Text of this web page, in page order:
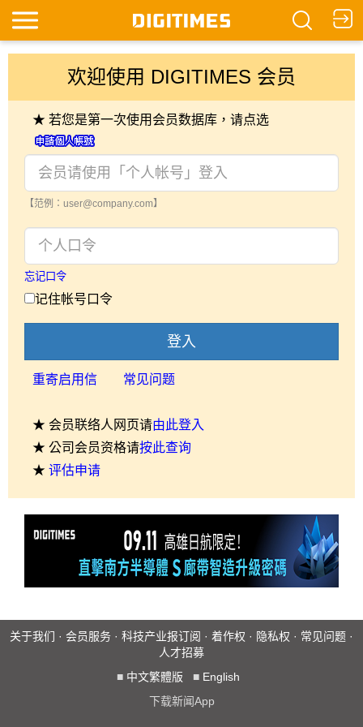
欢迎使用 DIGITIMES 会员
★ 若您是第一次使用会员数据库，请点选
【范例：user@company.com】
忘记口令
记住帐号口令
登入
重寄启用信 常见问题
★ 会员联络人网页请由此登入
★ 公司会员资格请按此查询
★ 评估申请
关于我们 · 会员服务 · 科技产业报订阅 · 着作权 · 隐私权 · 常见问题 ·
人才招募
■ 中文繁體版 ■ English
下载新闻App